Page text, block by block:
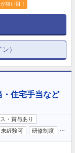
狙い目！
）
・住宅手当など
・賞与あり
未経験可 研修制度